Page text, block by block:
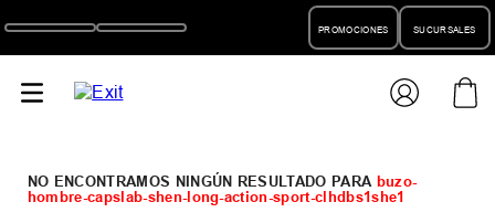
PROMOCIONES SUCURSALES
buzo-
hombre-capslab-shen-long-action-sport-clhdbs1she1